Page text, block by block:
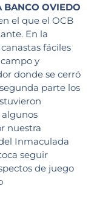
BANCO OVIEDO
el que el OCB
En la
fáciles
y
donde se cerró
parte los
nuestra
Inmaculada
seguir
de juego